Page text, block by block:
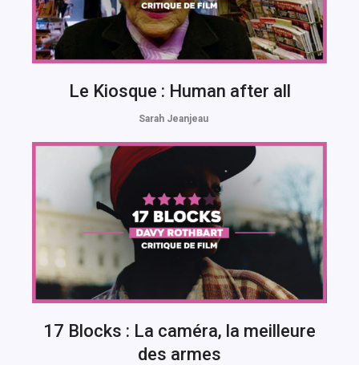
Le Kiosque : Human after all
Sarah Jeanjeau
17 Blocks : La caméra, la meilleure
des armes